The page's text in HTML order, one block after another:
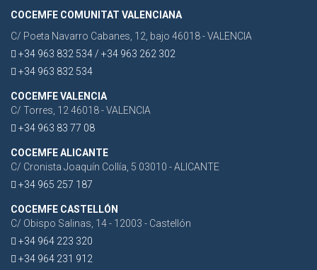
COCEMFE COMUNITAT VALENCIANA
C/ Poeta Navarro Cabanes, 12, bajo 46018 - VALENCIA
+34 963 832 534 / +34 963 262 302
+34 963 832 534
COCEMFE VALENCIA
C/ Torres, 12 46018 - VALENCIA
+34 963 83 77 08
COCEMFE ALICANTE
C/ Cronista Joaquín Collía, 5 03010 - ALICANTE
+34 965 257 187
COCEMFE CASTELLÓN
C/ Obispo Salinas, 14 - 12003 - Castellón
+34 964 223 320
+34 964 231 912